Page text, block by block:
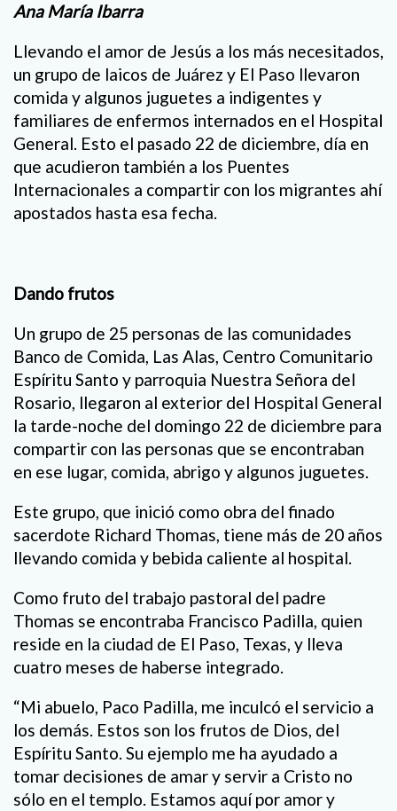
Ana María Ibarra
Llevando el amor de Jesús a los más necesitados,
un grupo de laicos de Juárez y El Paso llevaron
comida y algunos juguetes a indigentes y
familiares de enfermos internados en el Hospital
General. Esto el pasado 22 de diciembre, día en
que acudieron también a los Puentes
Internacionales a compartir con los migrantes ahí
apostados hasta esa fecha.
Dando frutos
Un grupo de 25 personas de las comunidades
Banco de Comida, Las Alas, Centro Comunitario
Espíritu Santo y parroquia Nuestra Señora del
Rosario, llegaron al exterior del Hospital General
la tarde-noche del domingo 22 de diciembre para
compartir con las personas que se encontraban
en ese lugar, comida, abrigo y algunos juguetes.
Este grupo, que inició como obra del finado
sacerdote Richard Thomas, tiene más de 20 años
llevando comida y bebida caliente al hospital.
Como fruto del trabajo pastoral del padre
Thomas se encontraba Francisco Padilla, quien
reside en la ciudad de El Paso, Texas, y lleva
cuatro meses de haberse integrado.
“Mi abuelo, Paco Padilla, me inculcó el servicio a
los demás. Estos son los frutos de Dios, del
Espíritu Santo. Su ejemplo me ha ayudado a
tomar decisiones de amar y servir a Cristo no
sólo en el templo. Estamos aquí por amor y